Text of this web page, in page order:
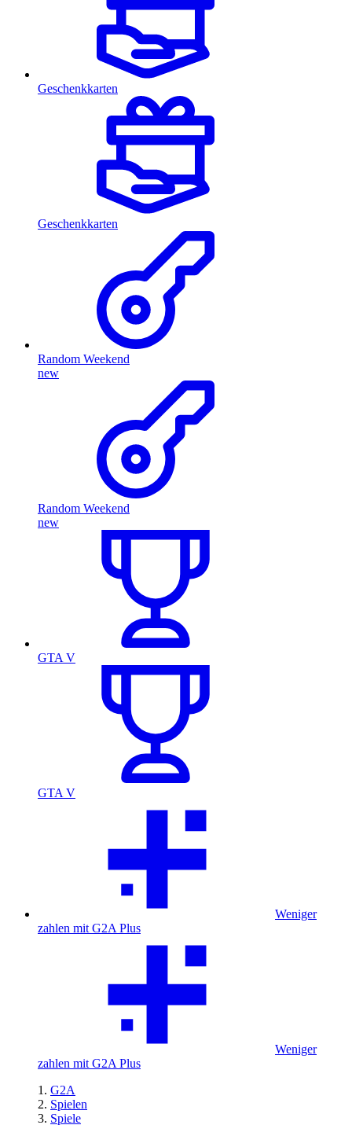
Geschenkkarten
Geschenkkarten
Random Weekend
new
Random Weekend
new
GTA V
GTA V
Weniger
zahlen mit G2A Plus
Weniger
zahlen mit G2A Plus
G2A
Spielen
Spiele